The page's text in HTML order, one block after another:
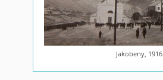
Jakobeny, 1916